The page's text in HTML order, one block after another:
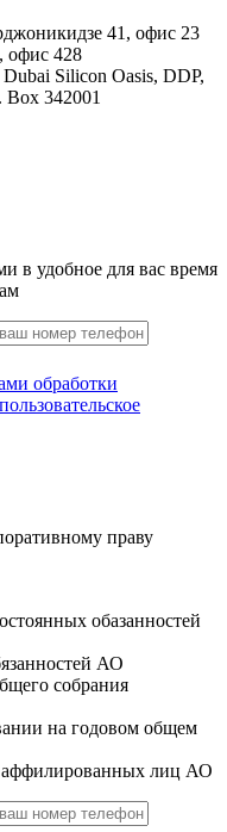
41, офис 23
офис 428
Silicon Oasis, DDP,
Box 342001
в удобное для вас время
обработки
пользовательское
праву
обазанностей
АО
собрания
на годовом общем
аффилированных лиц АО